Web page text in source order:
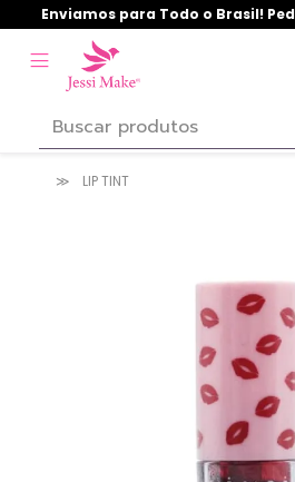
Enviamos para Todo o Brasil!
LIP TINT